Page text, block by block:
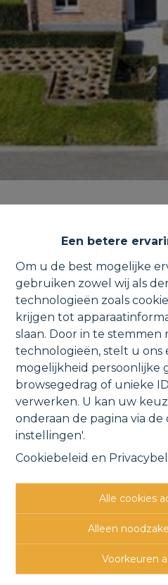
Een betere
Om u de best mogelijke
gebruiken zowel wij als
technologieën zoals
krijgen tot
slaan. Door in te stemmen
technologieën, stelt u ons
mogelijkheid persoonlijke
browsegedrag of unieke
verwerken. U kan uw
onderaan de pagina via de
instellingen'.
Cookiebeleid en
Alle cookies
Alleen
Voorkeuren
TISSELT |
prachtige,
villa.
Bruelenhof 16, 2830
Vorige Lijst
Andere
panden